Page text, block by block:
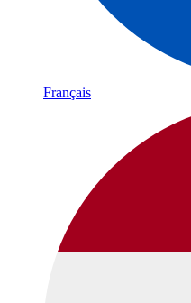
Français